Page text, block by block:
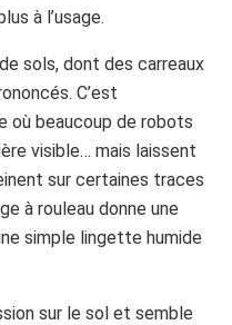
à l’usage.
sols, dont des carreaux
C’est
où beaucoup de robots
visible… mais laissent
sur certaines traces
à rouleau donne une
simple lingette humide
sur le sol et semble